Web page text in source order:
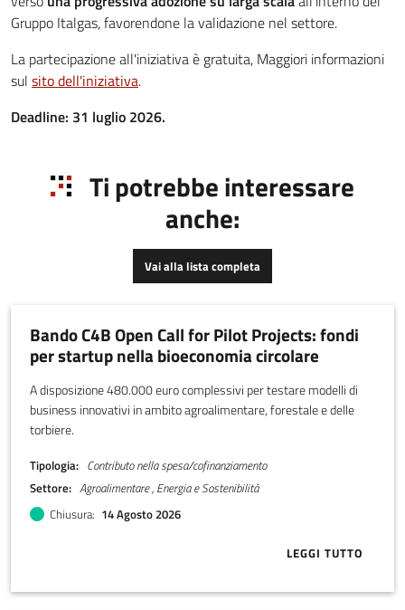
Gruppo Italgas, favorendone la validazione nel settore.
La partecipazione all'iniziativa è gratuita, Maggiori informazioni
sul sito dell'iniziativa.
Deadline: 31 luglio 2026.
Ti potrebbe interessare
anche:
Vai alla lista completa
Bando C4B Open Call for Pilot Projects: fondi
per startup nella bioeconomia circolare
A disposizione 480.000 euro complessivi per testare modelli di
business innovativi in ambito agroalimentare, forestale e delle
torbiere.
Tipologia
Contributo nella spesa/cofinanziamento
Settore
Agroalimentare , Energia e Sostenibilità
Chiusura 14 Agosto 2026
LEGGI TUTTO
ABOUT